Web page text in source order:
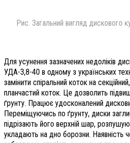
Рис. Загальний вигляд дискового
Для усунення зазначених недоліків
УДА-3,8-40 в одному з українських
замінити спіральний коток на
планчастий коток. Це дозволить
ґрунту. Працює удосконалений
Переміщуючись по ґрунту, диски
підрізають його верхній шар,
укладають на дно борозни. Наявність